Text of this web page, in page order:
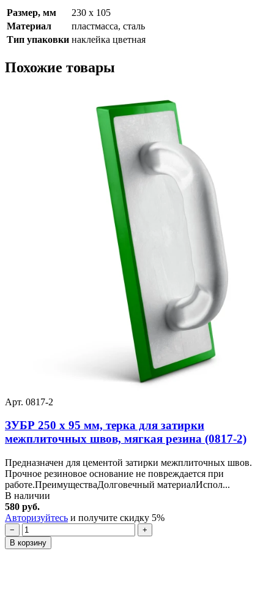
Размер, мм
230 x 105
Материал
пластмасса, сталь
Тип упаковки наклейка цветная
Похожие товары
Арт. 0817-2
ЗУБР 250 х 95 мм, терка для затирки
межплиточных швов, мягкая резина (0817-2)
Предназначен для цементой затирки межплиточных швов.
Прочное резиновое основание не повреждается при
работе.ПреимуществаДолговечный материалИспол...
В наличии
580 руб.
Авторизуйтесь и получите скидку 5%
−
+
В корзину